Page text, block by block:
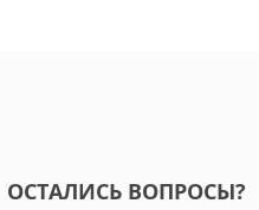
ОСТАЛИСЬ ВОПРОСЫ?